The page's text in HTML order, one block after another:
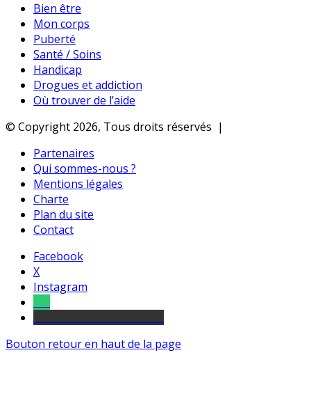
Bien être
Mon corps
Puberté
Santé / Soins
Handicap
Drogues et addiction
Où trouver de l’aide
© Copyright 2026, Tous droits réservés |
Partenaires
Qui sommes-nous ?
Mentions légales
Charte
Plan du site
Contact
Facebook
X
Instagram
Bouton retour en haut de la page